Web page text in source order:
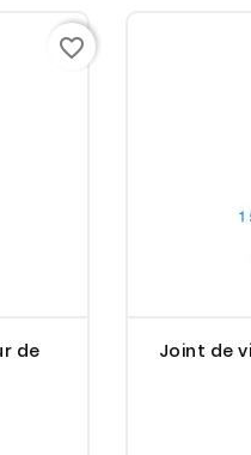
de
favorite_border
Joint de